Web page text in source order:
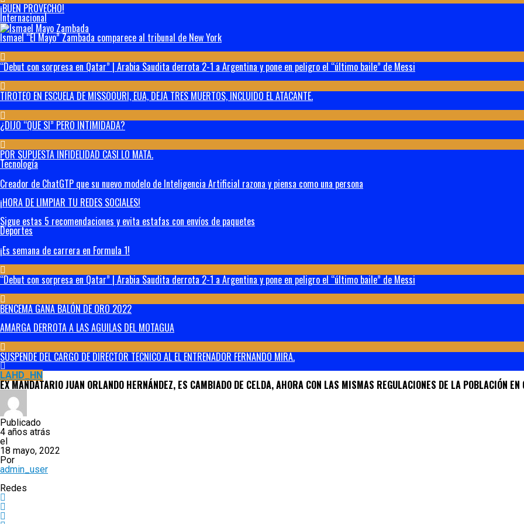
¡BUEN PROVECHO!
Internacional
Ismael “El Mayo” Zambada comparece al tribunal de New York
“Debut con sorpresa en Qatar” | Arabia Saudita derrota 2-1 a Argentina y pone en peligro el “último baile” de Messi
TIROTEO EN ESCUELA DE MISSOOURI, EUA, DEJA TRES MUERTOS, INCLUIDO EL ATACANTE.
¿DIJO “QUE SI” PERO INTIMIDADA?
POR SUPUESTA INFIDELIDAD CASI LO MATA.
Tecnología
Creador de ChatGTP que su nuevo modelo de Inteligencia Artificial razona y piensa como una persona
¡HORA DE LIMPIAR TU REDES SOCIALES!
Sigue estas 5 recomendaciones y evita estafas con envíos de paquetes
Deportes
¡Es semana de carrera en Formula 1!
“Debut con sorpresa en Qatar” | Arabia Saudita derrota 2-1 a Argentina y pone en peligro el “último baile” de Messi
BENCEMA GANA BALÓN DE ORO 2022
AMARGA DERROTA A LAS AGUILAS DEL MOTAGUA
SUSPENDE DEL CARGO DE DIRECTOR TECNICO AL EL ENTRENADOR FERNANDO MIRA.
LAHD_HN
EX MANDATARIO JUAN ORLANDO HERNÁNDEZ, ES CAMBIADO DE CELDA, AHORA CON LAS MISMAS REGULACIONES DE LA POBLACIÓN EN
Publicado
4 años atrás
el
18 mayo, 2022
Por
admin_user
Redes